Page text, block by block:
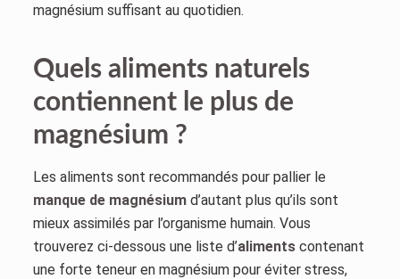
magnésium suffisant au quotidien.
Quels aliments naturels
contiennent le plus de
magnésium ?
Les aliments sont recommandés pour pallier le
manque de magnésiumd’autant plus qu’ils sont
mieux assimilés par l’organisme humain. Vous
trouverez ci-dessous une liste d’aliments contenant
une forte teneur en magnésium pour éviter stress,